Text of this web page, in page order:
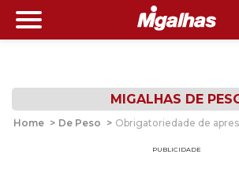
MIGALHAS DE
Home > De Peso > Obrigatoriedade de
PUBLICIDADE